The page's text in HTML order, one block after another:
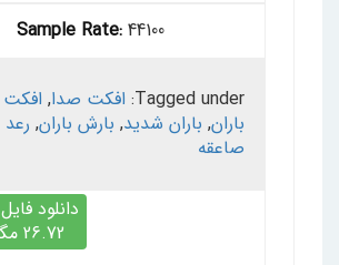
Sample Rate: 44100
Tagged under: افکت صدا,
باران, باران شدید, بارش باران,
صاعقه
دانلود
26.72 مگابایت